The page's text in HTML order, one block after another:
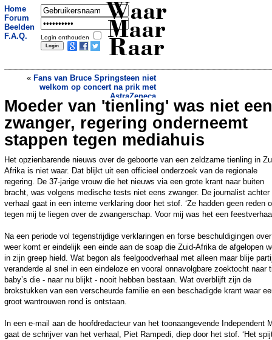
Home
Forum
Beelden
F.A.Q.
Login onthouden
Waar
Maar
Raar
« Fans van Bruce Springsteen niet
welkom op concert na prik met
AstraZeneca
Temperatuur loopt op tot 50 graden in
Groningse studentenflat: verhuurder
vindt dat het wel meevalt»
Moeder van 'tienling' was niet
zwanger, regering onderneemt
stappen tegen mediahuis
Het opzienbarende nieuws over de geboorte van een zeldzame tienling in
Afrika is niet waar. Dat blijkt uit een officieel onderzoek van de regionale
regering. De 37-jarige vrouw die het nieuws via een grote krant naar buiten
bracht, was volgens medische tests niet eens zwanger. De journalist achter
verhaal gaat in een interne verklaring door het stof. ‘Ze hadden geen reden
tegen mij te liegen over de zwangerschap. Voor mij was het een
Na een periode vol tegenstrijdige verklaringen en forse beschuldigingen
weer komt er eindelijk een einde aan de soap die Zuid-Afrika de afgelopen
in zijn greep hield. Wat begon als feelgoodverhaal met alleen maar blije
veranderde al snel in een eindeloze en vooral onnavolgbare zoektocht naar
baby’s die - naar nu blijkt - nooit hebben bestaan. Wat overblijft zijn de
brokstukken van een verscheurde familie en een beschadigde krant waar
groot wantrouwen rond is ontstaan.
In een e-mail aan de hoofdredacteur van het toonaangevende Independent
gaat de schrijver van het verhaal, Piet Rampedi, diep door het stof. ‘Het